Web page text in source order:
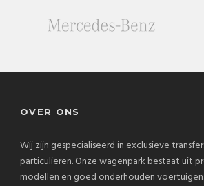
OVER ONS
Wij zijn gespecialiseerd in exclusieve
particulieren. Onze wagenpark bestaat uit
modellen en goed onderhouden voertuigen.